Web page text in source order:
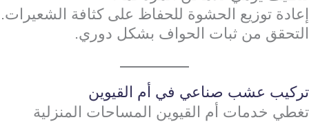
إعادة توزيع الحشوة للحفاظ على كثافة الشعيرات.
التحقق من ثبات الحواف بشكل دوري.
تركيب عشب صناعي في أم القيوين
تغطي خدمات أم القيوين المساحات المنزلية